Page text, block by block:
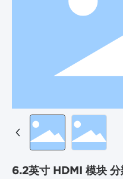
6.2英寸 HDMI 模块